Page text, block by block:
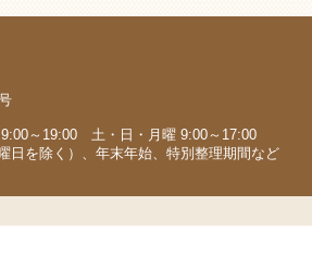
9:00～19:00 土・日・月曜 9:00～17:00
日を除く）、年末年始、特別整理期間など